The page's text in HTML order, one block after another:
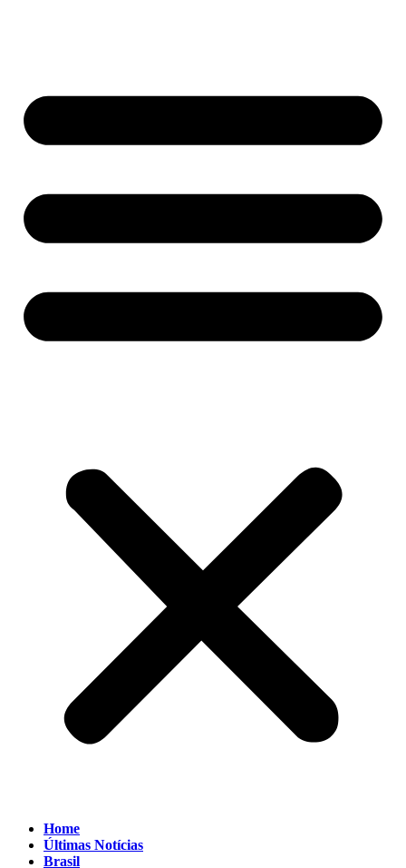
Home
Últimas Notícias
Brasil